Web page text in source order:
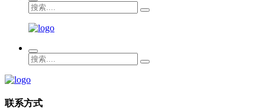
联系方式